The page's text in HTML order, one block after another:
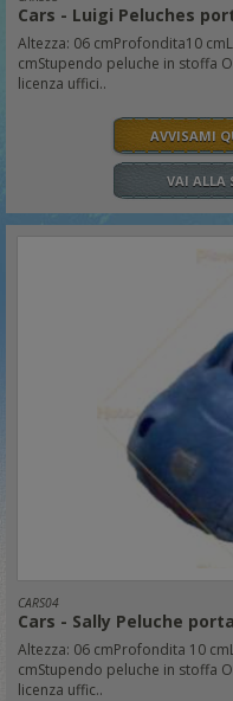
Cars - Luigi Peluches
Altezza: 06 cmProfondita10
cmStupendo peluche in stoffa
licenza uffici..
AVVISAMI
VAI ALLA
CARS04
Cars - Sally Peluche
Altezza: 06 cmProfondita 10
cmStupendo peluche in stoffa
licenza uffic..